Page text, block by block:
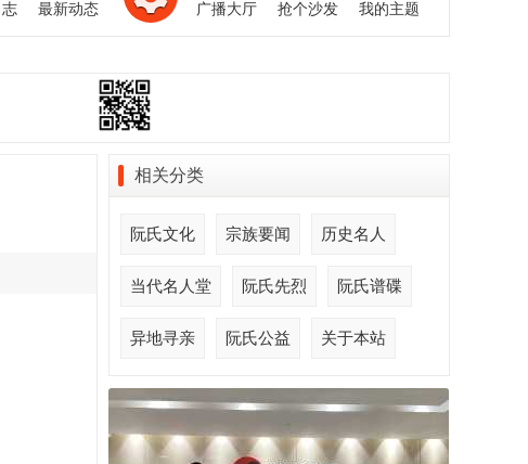
最新动态
广播大厅
抢个沙发 我的主题
相关分类
阮氏文化 宗族要闻 历史名人
当代名人堂 阮氏先烈 阮氏谱碟
异地寻亲 阮氏公益 关于本站